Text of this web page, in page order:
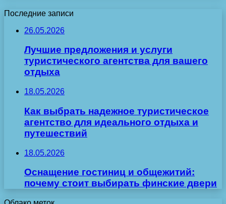
Последние записи
26.05.2026
Лучшие предложения и услуги
туристического агентства для вашего
отдыха
18.05.2026
Как выбрать надежное туристическое
агентство для идеального отдыха и
путешествий
18.05.2026
Оснащение гостиниц и общежитий:
почему стоит выбирать финские двери